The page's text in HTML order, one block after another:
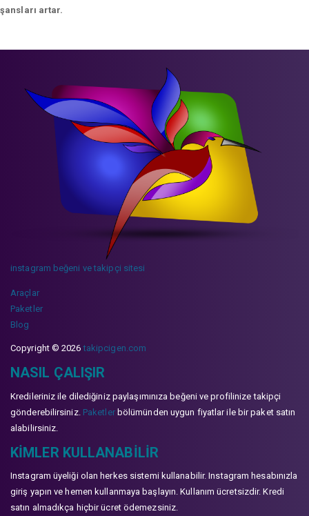
şansları artar.
instagram beğeni ve takipçi sitesi
Araçlar
Paketler
Blog
Copyright © 2026takipcigen.com
NASIL ÇALIŞIR
Kredileriniz ile dilediğiniz paylaşımınıza beğeni ve profilinize takipçi
gönderebilirsiniz. Paketlerbölümünden uygun fiyatlar ile bir paket satın
alabilirsiniz.
KIMLER KULLANABILIR
Instagram üyeliği olan herkes sistemi kullanabilir. Instagram hesabınızla
giriş yapın ve hemen kullanmaya başlayın. Kullanım ücretsizdir. Kredi
satın almadıkça hiçbir ücret ödemezsiniz.